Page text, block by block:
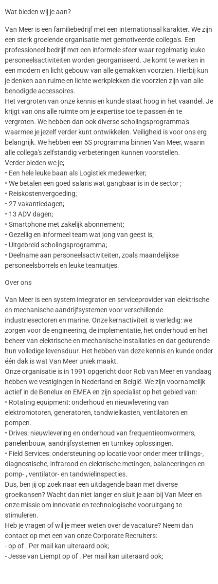
Wat bieden wij je aan?
Van Meer is een familiebedrijf met een internationaal karakter. We zijn
een sterk groeiende organisatie met gemotiveerde collega's. Een
professioneel bedrijf met een informele sfeer waar regelmatig leuke
personeelsactiviteiten worden georganiseerd. Je komt te werken in
een modern en licht gebouw van alle gemakken voorzien. Hierbij kun
je denken aan ruime en lichte werkplekken die voorzien zijn van alle
benodigde accessoires.
Het vergroten van onze kennis en kunde staat hoog in het vaandel. Je
krijgt van ons alle ruimte om je expertise toe te passen én te
vergroten. We hebben dan ook diverse scholingsprogramma's
waarmee je jezelf verder kunt ontwikkelen. Veiligheid is voor ons erg
belangrijk. We hebben een 5S programma binnen Van Meer, waarin
alle collega's zelfstandig verbeteringen kunnen voorstellen.
Verder bieden we je;
• Een hele leuke baan als Logistiek medewerker;
• We betalen een goed salaris wat gangbaar is in de sector ;
• Reiskostenvergoeding;
• 27 vakantiedagen;
• 13 ADV dagen;
• Smartphone met zakelijk abonnement;
• Gezellig en informeel team wat jong van geest is;
• Uitgebreid scholingsprogramma;
• Deelname aan personeelsactiviteiten, zoals maandelijkse
personeelsborrels en leuke teamuitjes.
Over ons
Van Meer is een system integrator en serviceprovider van elektrische
en mechanische aandrijfsystemen voor verschillende
industriesectoren en marine. Onze kernactiviteit is vierledig: we
zorgen voor de engineering, de implementatie, het onderhoud en het
beheer van elektrische en mechanische installaties en dat gedurende
hun volledige levensduur. Het hebben van deze kennis en kunde onder
één dak is wat Van Meer uniek maakt.
Onze organisatie is in 1991 opgericht door Rob van Meer en vandaag
hebben we vestigingen in Nederland en België. We zijn voornamelijk
actief in de Benelux en EMEA en zijn specialist op het gebied van:
• Rotating equipment: onderhoud en nieuwlevering van
elektromotoren, generatoren, tandwielkasten, ventilatoren en
pompen.
• Drives: nieuwlevering en onderhoud van frequentieomvormers,
panelenbouw, aandrijfsystemen en turnkey oplossingen.
• Field Services: ondersteuning op locatie voor onder meer trillings-,
diagnostische, infrarood en elektrische metingen, balanceringen en
pomp- , ventilator- en tandwielinspecties.
Dus, ben jij op zoek naar een uitdagende baan met diverse
groeikansen? Wacht dan niet langer en sluit je aan bij Van Meer en
onze missie om innovatie en technologische vooruitgang te
stimuleren.
Heb je vragen of wil je meer weten over de vacature? Neem dan
contact op met een van onze Corporate Recruiters:
- op of . Per mail kan uiteraard ook;
- Jesse van Liempt op of . Per mail kan uiteraard ook;